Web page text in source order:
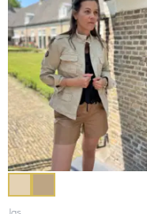
€149,95.€75,00.